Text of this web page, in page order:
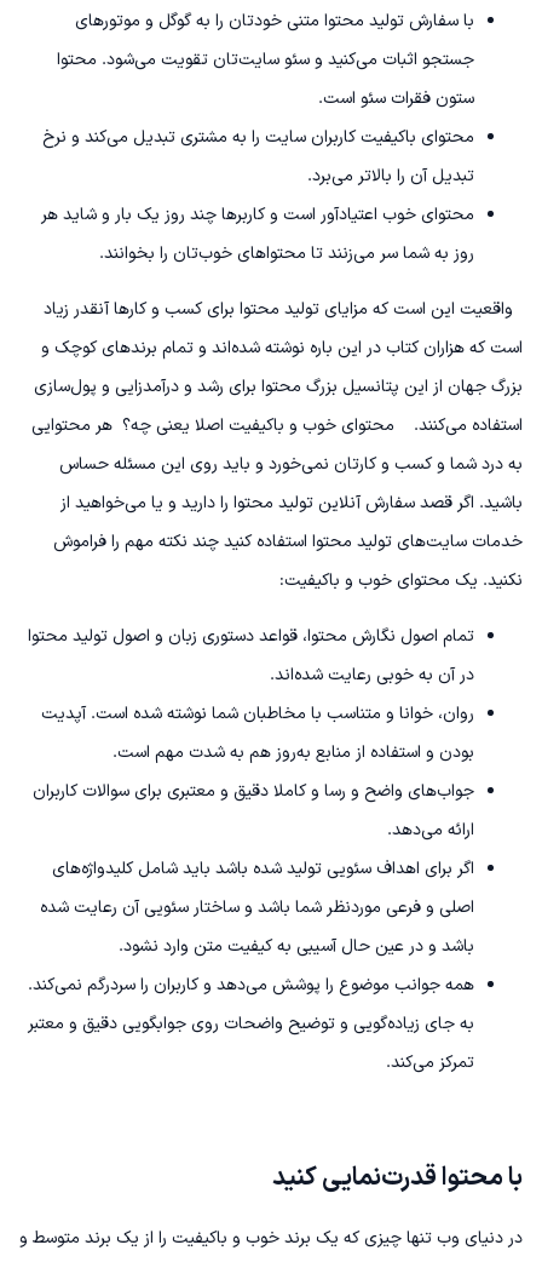
با سفارش تولید محتوا متنی خودتان را به گوگل و موتورهای
جستجو اثبات می‌کنید و سئو سایت‌تان تقویت می‌شود. محتوا
ستون فقرات سئو است.
محتوای باکیفیت کاربران سایت را به مشتری تبدیل می‌کند و نرخ
تبدیل آن را بالاتر می‌برد.
محتوای خوب اعتیادآور است و کاربرها چند روز یک بار و شاید هر
روز به شما سر می‌زنند تا محتواهای خوب‌تان را بخوانند.
واقعیت این است که مزایای تولید محتوا برای کسب و کارها آنقدر زیاد
است که هزاران کتاب در این باره نوشته شده‌اند و تمام برندهای کوچک و
بزرگ جهان از این پتانسیل بزرگ محتوا برای رشد و درآمدزایی و پول‌سازی
استفاده می‌کنند.
محتوای خوب و باکیفیت اصلا یعنی چه؟ هر محتوایی
به درد شما و کسب و کارتان نمی‌خورد و باید روی این مسئله حساس
باشید. اگر قصد سفارش آنلاین تولید محتوا را دارید و یا می‌خواهید از
خدمات سایت‌های تولید محتوا استفاده کنید چند نکته مهم را فراموش
نکنید. یک محتوای خوب و باکیفیت:
تمام اصول نگارش محتوا، قواعد دستوری زبان و اصول تولید محتوا
در آن به خوبی رعایت شده‌اند.
روان، خوانا و متناسب با مخاطبان شما نوشته شده است. آپدیت
بودن و استفاده از منابع به‌روز هم به شدت مهم است.
جواب‌های واضح و رسا و کاملا دقیق و معتبری برای سوالات کاربران
ارائه می‌دهد.
اگر برای اهداف سئویی تولید شده باشد باید شامل کلیدواژه‌های
اصلی و فرعی موردنظر شما باشد و ساختار سئویی آن رعایت شده
باشد و در عین حال آسیبی به کیفیت متن وارد نشود.
همه جوانب موضوع را پوشش می‌دهد و کاربران را سردرگم نمی‌کند.
به جای زیاده‌گویی و توضیح واضحات روی جوابگویی دقیق و معتبر
تمرکز می‌کند.
با محتوا قدرت‌نمایی کنید
در دنیای وب تنها چیزی که یک برند خوب و باکیفیت را از یک برند متوسط و